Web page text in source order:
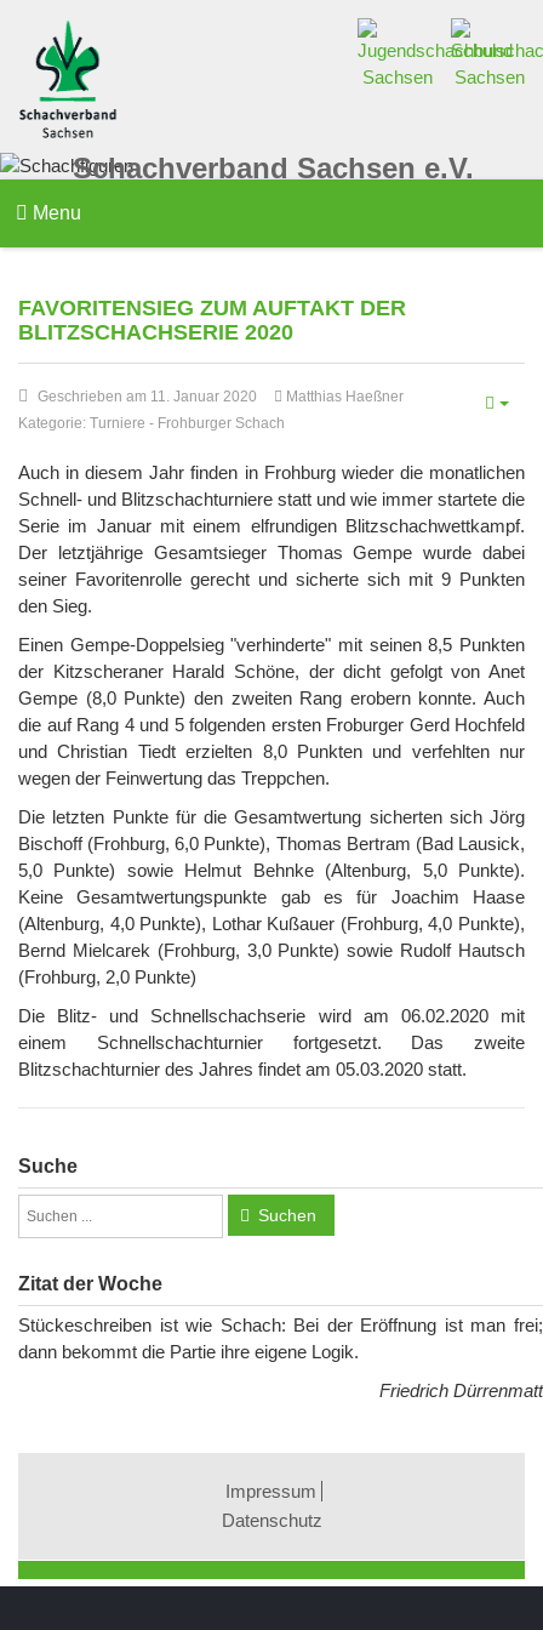
Schachverband Sachsen e.V.
Menu
FAVORITENSIEG ZUM AUFTAKT DER
BLITZSCHACHSERIE 2020
Geschrieben am 11. Januar 2020
Matthias Haeßner
Kategorie: Turniere - Frohburger Schach
Auch in diesem Jahr finden in Frohburg wieder die monatlichen
Schnell- und Blitzschachturniere statt und wie immer startete die
Serie im Januar mit einem elfrundigen Blitzschachwettkampf.
Der letztjährige Gesamtsieger Thomas Gempe wurde dabei
seiner Favoritenrolle gerecht und sicherte sich mit 9 Punkten
den Sieg.
Einen Gempe-Doppelsieg "verhinderte" mit seinen 8,5 Punkten
der Kitzscheraner Harald Schöne, der dicht gefolgt von Anet
Gempe (8,0 Punkte) den zweiten Rang erobern konnte. Auch
die auf Rang 4 und 5 folgenden ersten Froburger Gerd Hochfeld
und Christian Tiedt erzielten 8,0 Punkten und verfehlten nur
wegen der Feinwertung das Treppchen.
Die letzten Punkte für die Gesamtwertung sicherten sich Jörg
Bischoff (Frohburg, 6,0 Punkte), Thomas Bertram (Bad Lausick,
5,0 Punkte) sowie Helmut Behnke (Altenburg, 5,0 Punkte).
Keine Gesamtwertungspunkte gab es für Joachim Haase
(Altenburg, 4,0 Punkte), Lothar Kußauer (Frohburg, 4,0 Punkte),
Bernd Mielcarek (Frohburg, 3,0 Punkte) sowie Rudolf Hautsch
(Frohburg, 2,0 Punkte)
Die Blitz- und Schnellschachserie wird am 06.02.2020 mit
einem Schnellschachturnier fortgesetzt. Das zweite
Blitzschachturnier des Jahres findet am 05.03.2020 statt.
Suche
Suchen
Zitat der Woche
Stückeschreiben ist wie Schach: Bei der Eröffnung ist man frei;
dann bekommt die Partie ihre eigene Logik.
Friedrich Dürrenmatt
Impressum
Datenschutz